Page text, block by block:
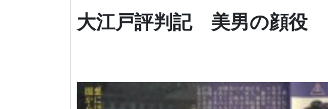
大江戸評判記 美男の顔役